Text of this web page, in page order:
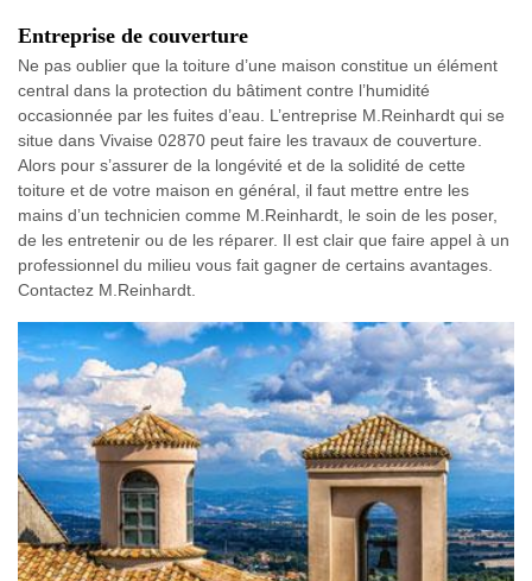
Entreprise de couverture
Ne pas oublier que la toiture d’une maison constitue un élément
central dans la protection du bâtiment contre l’humidité
occasionnée par les fuites d’eau. L’entreprise M.Reinhardt qui se
situe dans Vivaise 02870 peut faire les travaux de couverture.
Alors pour s’assurer de la longévité et de la solidité de cette
toiture et de votre maison en général, il faut mettre entre les
mains d’un technicien comme M.Reinhardt, le soin de les poser,
de les entretenir ou de les réparer. Il est clair que faire appel à un
professionnel du milieu vous fait gagner de certains avantages.
Contactez M.Reinhardt.